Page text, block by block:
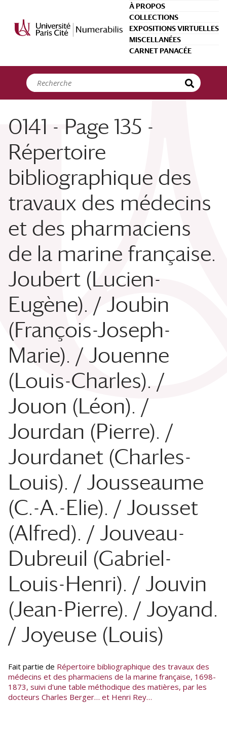
À PROPOS
COLLECTIONS
EXPOSITIONS VIRTUELLES
MISCELLANÉES
CARNET PANACÉE
0141 - Page 135 -
Répertoire
bibliographique des
travaux des médecins
et des pharmaciens
de la marine française.
Joubert (Lucien-
Eugène). / Joubin
(François-Joseph-
Marie). / Jouenne
(Louis-Charles). /
Jouon (Léon). /
Jourdan (Pierre). /
Jourdanet (Charles-
Louis). / Jousseaume
(C.-A.-Elie). / Jousset
(Alfred). / Jouveau-
Dubreuil (Gabriel-
Louis-Henri). / Jouvin
(Jean-Pierre). / Joyand.
/ Joyeuse (Louis)
Fait partie de Répertoire bibliographique des travaux des
médecins et des pharmaciens de la marine française, 1698-
1873, suivi d'une table méthodique des matières, par les
docteurs Charles Berger… et Henri Rey…